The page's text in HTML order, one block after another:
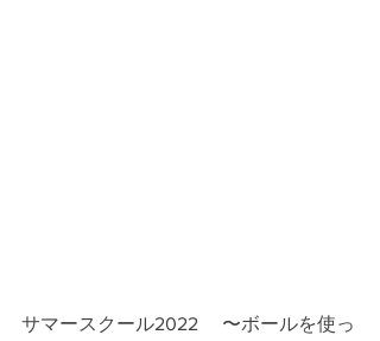
サマースクール2022 　〜ボールを使っ